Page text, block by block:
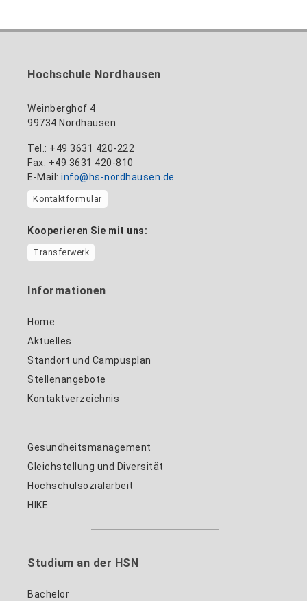
Hochschule Nordhausen
Weinberghof 4
99734 Nordhausen
Tel.: +49 3631 420-222
Fax: +49 3631 420-810
E-Mail: info@hs-nordhausen.de
Kontaktformular
Kooperieren Sie mit uns:
Transferwerk
Informationen
Home
Aktuelles
Standort und Campusplan
Stellenangebote
Kontaktverzeichnis
Gesundheitsmanagement
Gleichstellung und Diversität
Hochschulsozialarbeit
HIKE
Studium an der HSN
Bachelor